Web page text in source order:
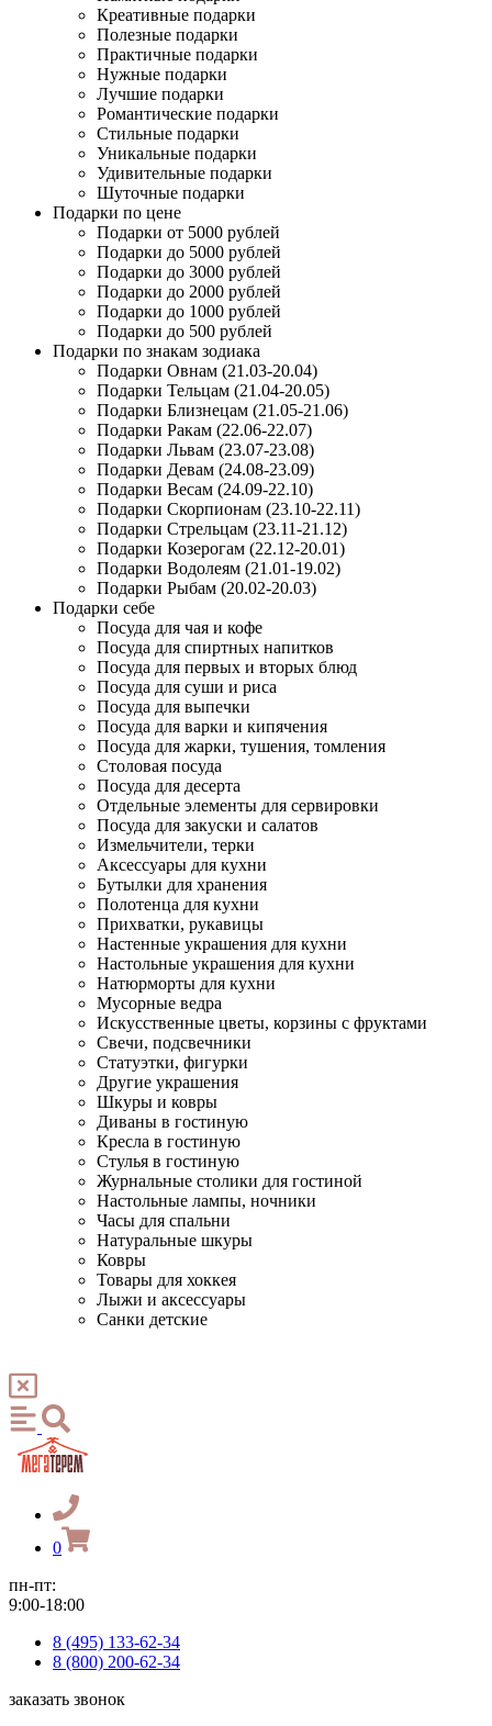
Креативные подарки
Полезные подарки
Практичные подарки
Нужные подарки
Лучшие подарки
Романтические подарки
Стильные подарки
Уникальные подарки
Удивительные подарки
Шуточные подарки
Подарки по цене
Подарки от 5000 рублей
Подарки до 5000 рублей
Подарки до 3000 рублей
Подарки до 2000 рублей
Подарки до 1000 рублей
Подарки до 500 рублей
Подарки по знакам зодиака
Подарки Овнам (21.03-20.04)
Подарки Тельцам (21.04-20.05)
Подарки Близнецам (21.05-21.06)
Подарки Ракам (22.06-22.07)
Подарки Львам (23.07-23.08)
Подарки Девам (24.08-23.09)
Подарки Весам (24.09-22.10)
Подарки Скорпионам (23.10-22.11)
Подарки Стрельцам (23.11-21.12)
Подарки Козерогам (22.12-20.01)
Подарки Водолеям (21.01-19.02)
Подарки Рыбам (20.02-20.03)
Подарки себе
Посуда для чая и кофе
Посуда для спиртных напитков
Посуда для первых и вторых блюд
Посуда для суши и риса
Посуда для выпечки
Посуда для варки и кипячения
Посуда для жарки, тушения, томления
Столовая посуда
Посуда для десерта
Отдельные элементы для сервировки
Посуда для закуски и салатов
Измельчители, терки
Аксессуары для кухни
Бутылки для хранения
Полотенца для кухни
Прихватки, рукавицы
Настенные украшения для кухни
Настольные украшения для кухни
Натюрморты для кухни
Мусорные ведра
Искусственные цветы, корзины с фруктами
Свечи, подсвечники
Статуэтки, фигурки
Другие украшения
Шкуры и ковры
Диваны в гостиную
Кресла в гостиную
Стулья в гостиную
Журнальные столики для гостиной
Настольные лампы, ночники
Часы для спальни
Натуральные шкуры
Ковры
Товары для хоккея
Лыжи и аксессуары
Санки детские
0
пн-пт:
9:00-18:00
8 (495) 133-62-34
8 (800) 200-62-34
заказать звонок